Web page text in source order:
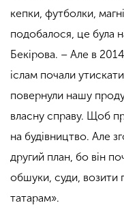
кепки, футболки,
подобалося, це була
Бекірова. – Але в
іслам почали
повернули нашу
власну справу. Щоб
на будівництво. Але
другий план, бо він
обшуки, суди, возити
татарам».